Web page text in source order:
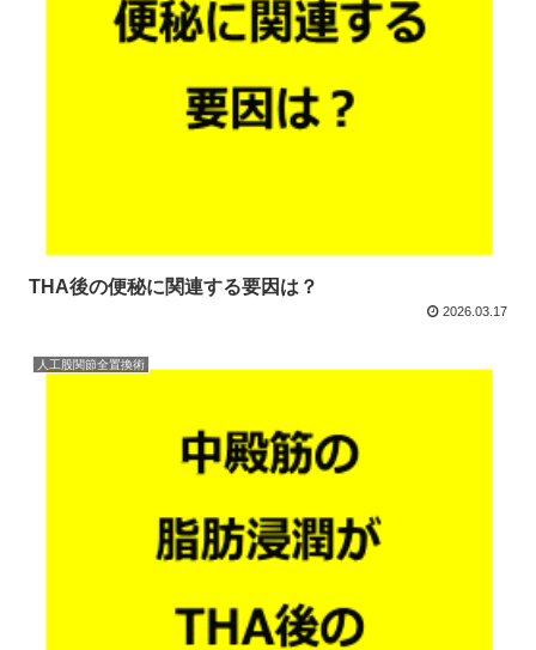
THA後の便秘に関連する要因は？
2026.03.17
人工股関節全置換術